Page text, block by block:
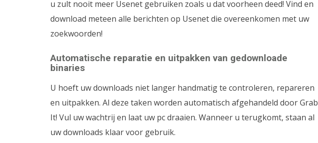
u zult nooit meer Usenet gebruiken zoals u dat voorheen deed! Vind en
download meteen alle berichten op Usenet die overeenkomen met uw
zoekwoorden!
Automatische reparatie en uitpakken van gedownloade
binaries
U hoeft uw downloads niet langer handmatig te controleren, repareren
en uitpakken. Al deze taken worden automatisch afgehandeld door Grab
It! Vul uw wachtrij en laat uw pc draaien. Wanneer u terugkomt, staan al
uw downloads klaar voor gebruik.